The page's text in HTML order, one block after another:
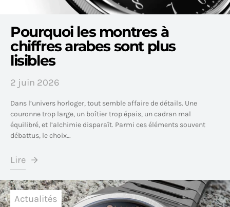
Pourquoi les montres à
chiffres arabes sont plus
lisibles
2 juin 2026
Dans l’univers horloger, tout semble affaire de détails. Une
couronne trop large, un boîtier trop épais, un cadran mal
équilibré, et l’alchimie disparaît. Parmi ces éléments souvent
débattus, le choix…
Lire
Actualités